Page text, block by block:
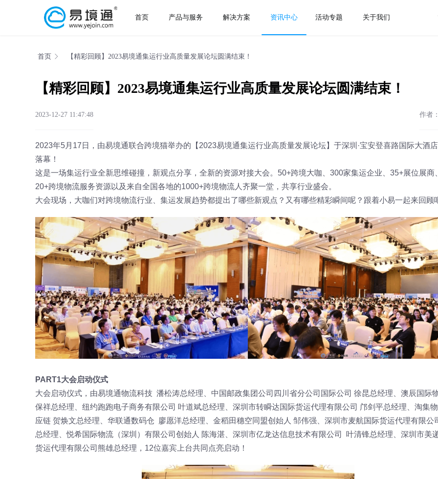
首页 产品与服务 解决方案 资讯中心 活动专题 关于我们
首页 【精彩回顾】2023易境通集运行业高质量发展论坛圆满结束！
【精彩回顾】2023易境通集运行业高质量发展论坛圆满结束！
2023-12-27 11:47:48 作者
2023年5月17日，由易境通联合跨境猫举办的【2023易境通集运行业高质量发展论坛】于深圳·宝安登喜路国际大酒
落幕！
这是一场集运行业全新思维碰撞，新观点分享，全新的资源对接大会。50+跨境大咖、300家集运企业、35+展位展商、
20+跨境物流服务资源以及来自全国各地的1000+跨境物流人齐聚一堂，共享行业盛会。
大会现场，大咖们对跨境物流行业、集运发展趋势都提出了哪些新观点？又有哪些精彩瞬间呢？跟着小易一起来回顾
PART1大会启动仪式
大会启动仪式，由易境通物流科技 潘松涛总经理、中国邮政集团公司四川省分公司国际公司 徐昆总经理、澳辰国际
保祥总经理、纽约跑跑电子商务有限公司 叶道斌总经理、深圳市转瞬达国际货运代理有限公司 邝剑平总经理、淘集
应链 贺焕文总经理、华联通数码仓 廖愿洋总经理、金稻田穗空同盟创始人 邹伟强、深圳市麦航国际货运代理有限公
总经理、悦希国际物流（深圳）有限公司创始人 陈海湛、深圳市亿龙达信息技术有限公司 叶清锋总经理、深圳市美
货运代理有限公司熊雄总经理，12位嘉宾上台共同点亮启动！